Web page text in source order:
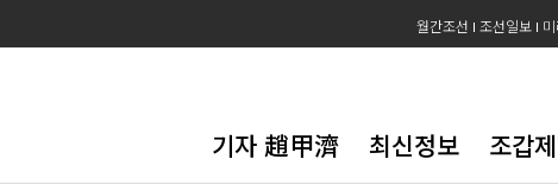
월간조선 조선일보
기자 趙甲濟 최신정보 조갑